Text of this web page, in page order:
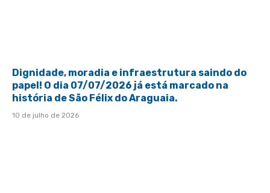
Dignidade, moradia e infraestrutura saindo do
papel! O dia 07/07/2026 já está marcado na
história de São Félix do Araguaia.
10 de julho de 2026